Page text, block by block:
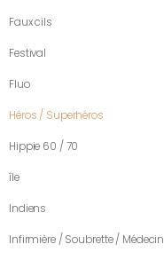
Faux cils
Festival
Fluo
Héros / Superhéros
Hippie 60 / 70
île
Indiens
Infirmière / Soubrette / Médecin